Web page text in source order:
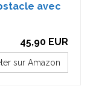
avec
45,90 EUR
sur Amazon